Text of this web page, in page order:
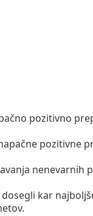
pozitivno
pozitivne
nenevarnih
kar